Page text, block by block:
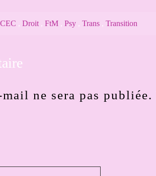
CEC , Droit , FtM , Psy , Trans , Transition
mail ne sera pas publiée.